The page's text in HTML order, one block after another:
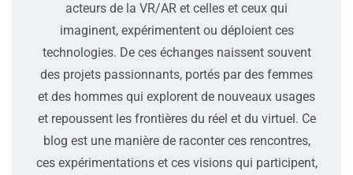
acteurs de la VR/AR et celles et ceux qui
imaginent, expérimentent ou déploient ces
technologies. De ces échanges naissent souvent
des projets passionnants, portés par des femmes
et des hommes qui explorent de nouveaux usages
et repoussent les frontières du réel et du virtuel. Ce
blog est une manière de raconter ces rencontres,
ces expérimentations et ces visions qui participent,